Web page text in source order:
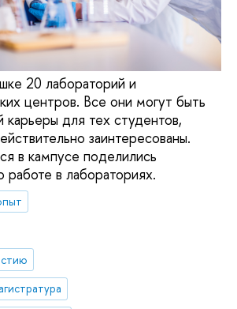
20 лабораторий и
центров. Все они могут быть
карьеры для тех студентов,
заинтересованы.
в кампусе поделились
работе в лабораториях.